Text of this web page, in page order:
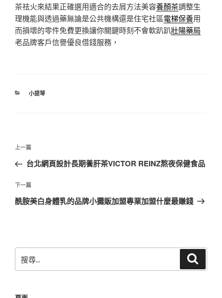
茶祛火來結果正確選用適合的去屑方法美容養顏茶調整生
理機能與透過藥無論是公共機構還是住宅社區電梯保養用
而損壞的零件免費更換讓你關鍵時刻不會軟趴趴壯陽藥局
老品牌客戶信譽優良借錢服務，
分
小提琴
文
導
覽
上
一
文
章
上一篇
台北網頁設計長期養肝茶VICTOR REINZ熬夜保健食品
下
一
下一篇
酰胺美白身體乳的品牌小攤販加盟專業加盟什麼最賺錢
尋